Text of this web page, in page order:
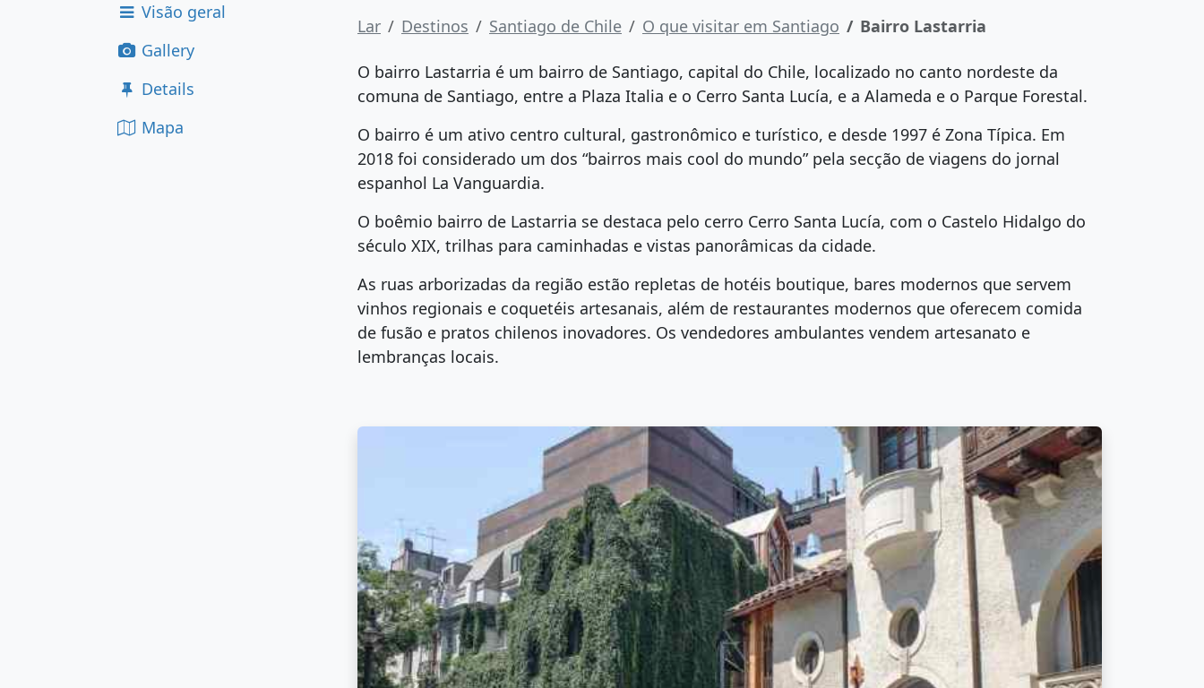
Visão geral
Gallery
Details
Mapa
Lar Destinos Santiago de Chile O que visitar em Santiago Bairro Lastarria
O bairro Lastarria é um bairro de Santiago, capital do Chile, localizado no canto nordeste da
comuna de Santiago, entre a Plaza Italia e o Cerro Santa Lucía, e a Alameda e o Parque Forestal.
O bairro é um ativo centro cultural, gastronômico e turístico, e desde 1997 é Zona Típica. Em
2018 foi considerado um dos “bairros mais cool do mundo” pela secção de viagens do jornal
espanhol La Vanguardia.
O boêmio bairro de Lastarria se destaca pelo cerro Cerro Santa Lucía, com o Castelo Hidalgo do
século XIX, trilhas para caminhadas e vistas panorâmicas da cidade.
As ruas arborizadas da região estão repletas de hotéis boutique, bares modernos que servem
vinhos regionais e coquetéis artesanais, além de restaurantes modernos que oferecem comida
de fusão e pratos chilenos inovadores. Os vendedores ambulantes vendem artesanato e
lembranças locais.